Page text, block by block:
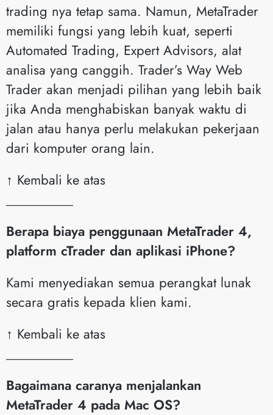
trading nya tetap sama. Namun, MetaTrader
memiliki fungsi yang lebih kuat, seperti
Automated Trading, Expert Advisors, alat
analisa yang canggih. Trader’s Way Web
Trader akan menjadi pilihan yang lebih baik
jika Anda menghabiskan banyak waktu di
jalan atau hanya perlu melakukan pekerjaan
dari komputer orang lain.
↑ Kembali ke atas
Berapa biaya penggunaan MetaTrader 4,
platform cTrader dan aplikasi iPhone?
Kami menyediakan semua perangkat lunak
secara gratis kepada klien kami.
↑ Kembali ke atas
Bagaimana caranya menjalankan
MetaTrader 4 pada Mac OS?